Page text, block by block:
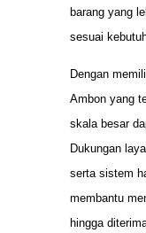
barang yang
sesuai
Dengan
Ambon yang
skala besar
Dukungan
serta sistem
membantu
hingga